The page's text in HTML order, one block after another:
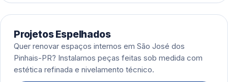
Projetos Espelhados
Quer renovar espaços internos em São José dos
Pinhais-PR? Instalamos peças feitas sob medida com
estética refinada e nivelamento técnico.